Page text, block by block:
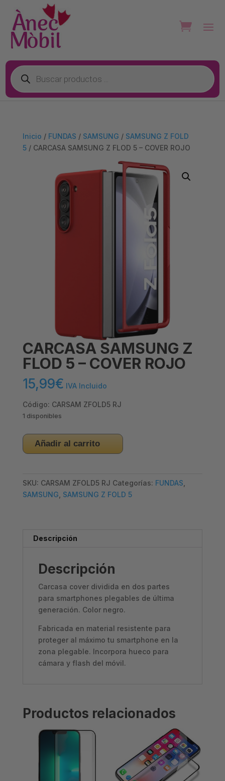
Búsqueda
de
productos
Inicio / FUNDAS / SAMSUNG / SAMSUNG Z FOLD
5/ CARCASA SAMSUNG Z FLOD 5 – COVER ROJO
CARCASA SAMSUNG Z
FLOD 5 – COVER ROJO
15,99€ IVA Incluido
Código: CARSAM ZFOLD5 RJ
1 disponibles
CARCASA
SAMSUNG
5
–
Añadir al carrito
SKU: CARSAM ZFOLD5 RJ Categorías: FUNDAS,
SAMSUNG, SAMSUNG Z FOLD 5
Descripción
Descripción
Carcasa cover dividida en dos partes
para smartphones plegables de última
generación. Color negro.
Fabricada en material resistente para
proteger al máximo tu smartphone en la
zona plegable. Incorpora hueco para
cámara y flash del móvil.
Productos relacionados